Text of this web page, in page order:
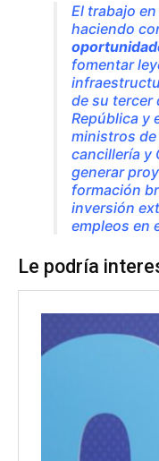
El trabajo
haciendo
fomentar
de su tercer
República y
ministros de
cancillería y
generar
formación
inversión
empleos en
Le podría